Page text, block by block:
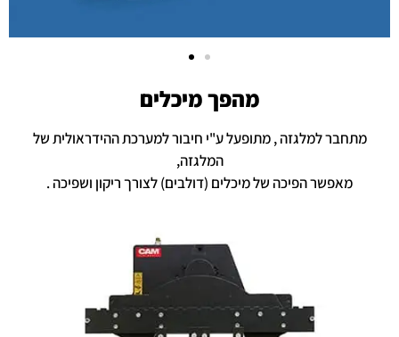
מהפך מיכלים
מתחבר למלגזה , מתופעל ע"י חיבור למערכת ההידראולית של
המלגזה,
מאפשר הפיכה של מיכלים (דולבים) לצורך ריקון ושפיכה .